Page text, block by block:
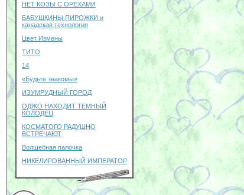
НЕТ КОЗЫ С ОРЕХАМИ
БАБУШКИНЫ ПИРОЖКИ и
канадская технология
Цвет Измены
ТИТО
14
«Будьте знакомы»
ИЗУМРУДНЫЙ ГОРОД
ОДЖО НАХОДИТ ТЕМНЫЙ
КОЛОДЕЦ
КОСМАТОГО РАДУШНО
ВСТРЕЧАЮТ
Волшебная палочка
НИКЕЛИРОВАННЫЙ ИМПЕРАТОР